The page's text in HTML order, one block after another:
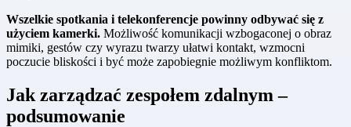
Wszelkie spotkania i telekonferencje powinny odbywać się z
użyciem kamerki. Możliwość komunikacji wzbogaconej o obraz
mimiki, gestów czy wyrazu twarzy ułatwi kontakt, wzmocni
poczucie bliskości i być może zapobiegnie możliwym konfliktom.
Jak zarządzać zespołem zdalnym –
podsumowanie